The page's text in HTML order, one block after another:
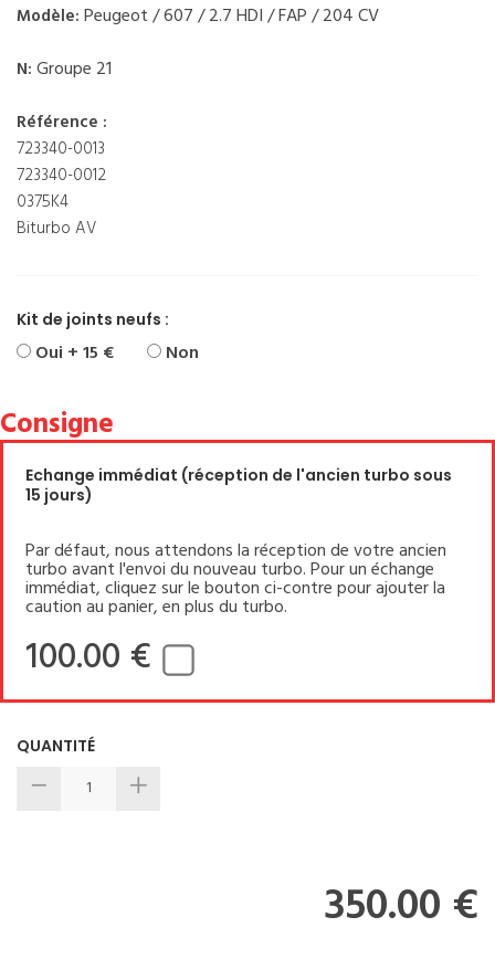
Modèle: Peugeot / 607 / 2.7 HDI / FAP / 204 CV
N: Groupe 21
Référence :
723340-0013
723340-0012
0375K4
Biturbo AV
Kit de joints neufs :
Oui + 15 € Non
Consigne
Echange immédiat (réception de l'ancien turbo sous
15 jours)
Par défaut, nous attendons la réception de votre ancien
turbo avant l'envoi du nouveau turbo. Pour un échange
immédiat, cliquez sur le bouton ci-contre pour ajouter la
caution au panier, en plus du turbo.
100.00 €
QUANTITÉ
350.00 €